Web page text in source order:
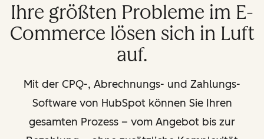
Ihre größten Probleme im E-
Commerce lösen sich in Luft
auf.
Mit der CPQ-, Abrechnungs- und Zahlungs-
Software von HubSpot können Sie Ihren
gesamten Prozess – vom Angebot bis zur